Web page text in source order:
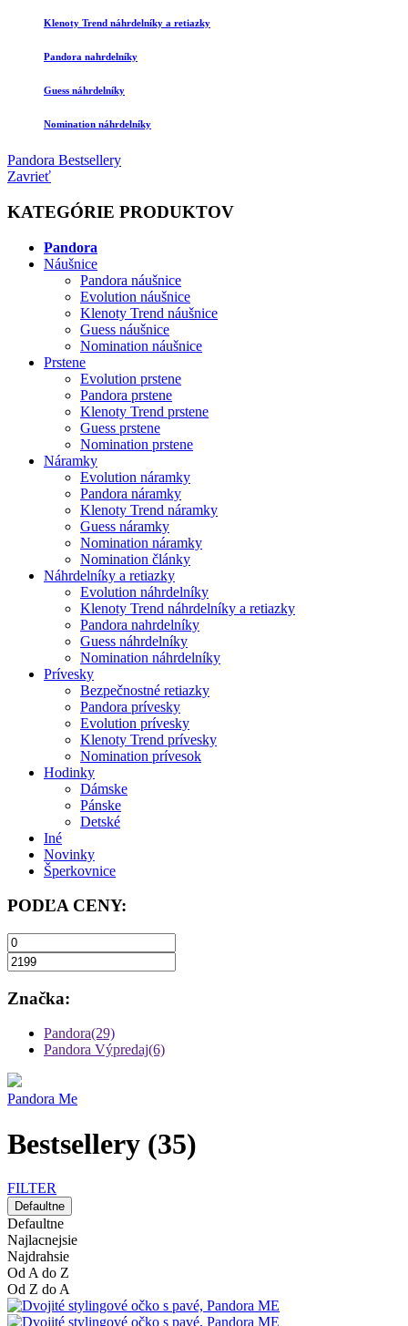
Klenoty Trend náhrdelníky a retiazky
Pandora nahrdelníky
Guess náhrdelníky
Nomination náhrdelníky
Pandora Bestsellery
Zavrieť
KATEGÓRIE PRODUKTOV
Pandora
Náušnice
Pandora náušnice
Evolution náušnice
Klenoty Trend náušnice
Guess náušnice
Nomination náušnice
Prstene
Evolution prstene
Pandora prstene
Klenoty Trend prstene
Guess prstene
Nomination prstene
Náramky
Evolution náramky
Pandora náramky
Klenoty Trend náramky
Guess náramky
Nomination náramky
Nomination články
Náhrdelníky a retiazky
Evolution náhrdelníky
Klenoty Trend náhrdelníky a retiazky
Pandora nahrdelníky
Guess náhrdelníky
Nomination náhrdelníky
Prívesky
Bezpečnostné retiazky
Pandora prívesky
Evolution prívesky
Klenoty Trend prívesky
Nomination prívesok
Hodinky
Dámske
Pánske
Detské
Iné
Novinky
Šperkovnice
PODĽA CENY:
Značka:
Pandora(29)
Pandora Výpredaj(6)
Pandora Me
Bestsellery (35)
FILTER
Defaultne
Defaultne
Najlacnejsie
Najdrahsie
Od A do Z
Od Z do A